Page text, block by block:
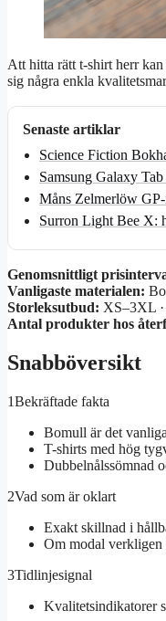
Att hitta rätt t-shirt herr
sig några enkla
Senaste artiklar
Science Fiction
Samsung Galaxy
Måns Zelmerlöw
Surron Light Bee X:
Genomsnittligt
Vanligaste materialen:
Storleksutbud: XS–3XL ·
Antal produkter hos
Snabböversikt
1Bekräftade fakta
Bomull är det
T-shirts med hög
Dubbelnålssömnad
2Vad som är oklart
Exakt skillnad i
Om modal
3Tidlinjesignal
Kvalitetsindikatorer